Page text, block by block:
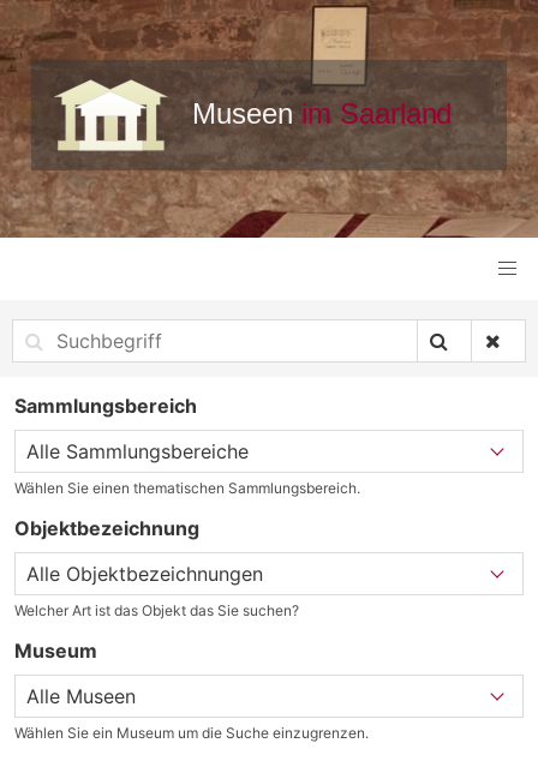
Sammlungsbereich
Wählen Sie einen thematischen Sammlungsbereich.
Objektbezeichnung
Welcher Art ist das Objekt das Sie suchen?
Museum
Wählen Sie ein Museum um die Suche einzugrenzen.